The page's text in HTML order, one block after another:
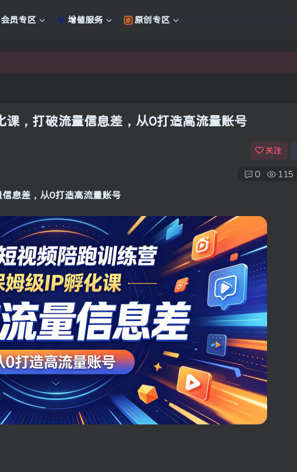
会员专区 增值服务 原创专区
创新的未来
，打破流量信息差，从0打造高流量账号
关注
0 115
息差，从0打造高流量账号